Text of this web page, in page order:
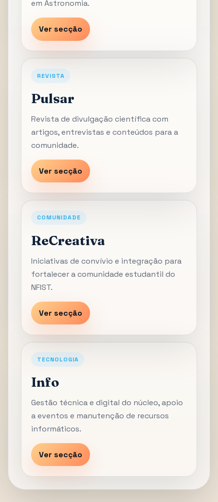
em Astronomia.
Ver secção
REVISTA
Pulsar
Revista de divulgação científica com
artigos, entrevistas e conteúdos para a
comunidade.
Ver secção
COMUNIDADE
ReCreativa
Iniciativas de convívio e integração para
fortalecer a comunidade estudantil do
NFIST.
Ver secção
TECNOLOGIA
Info
Gestão técnica e digital do núcleo, apoio
a eventos e manutenção de recursos
informáticos.
Ver secção